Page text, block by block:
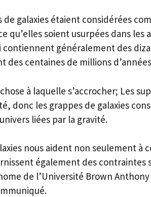
galaxies étaient considérées
qu’elles soient usurpées dans les
généralement des
des centaines de millions
à laquelle s’accrocher; Les
donc les grappes de galaxies
liées par la gravité.
nous aident non seulement
également des contraintes
de l’Université Brown